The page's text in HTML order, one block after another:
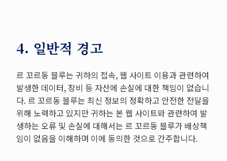
4. 일반적 경고
르 꼬르동 블루는 귀하의 접속, 웹 사이트 이용과 관련하여
발생한 데이터, 장비 등 자산에 손실에 대한 책임이 없습니
다. 르 꼬르동 블루는 최신 정보의 정확하고 안전한 전달을
위해 노력하고 있지만 귀하는 본 웹 사이트와 관련하여 발
생하는 오류 및 손실에 대해서는 르 꼬르동 블루가 배상책
임이 없음을 이해하며 이에 동의한 것으로 간주합니다.